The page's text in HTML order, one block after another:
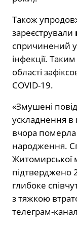
Також
зареєстрували
спричинений
інфекції.
області
COVID-19.
«Змушені
ускладнення в
вчора
народження.
Житомирської
підтверджено
глибоке
з тяжкою
телеграм-